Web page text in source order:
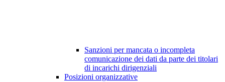
Sanzioni per mancata o incompleta
comunicazione dei dati da parte dei titolari
di incarichi dirigenziali
Posizioni organizzative